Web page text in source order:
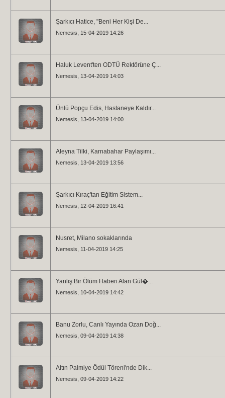
Şarkıcı Hatice, "Beni Her Kişi De...
Nemesis , 15-04-2019 14:26
Haluk Levent'ten ODTÜ Rektörüne Ç...
Nemesis , 13-04-2019 14:03
Ünlü Popçu Edis, Hastaneye Kaldır...
Nemesis , 13-04-2019 14:00
Aleyna Tilki, Karnabahar Paylaşımı...
Nemesis , 13-04-2019 13:56
Şarkıcı Kıraç'tan Eğitim Sistem...
Nemesis , 12-04-2019 16:41
Nusret, Milano sokaklarında
Nemesis , 11-04-2019 14:25
Yanlış Bir Ölüm Haberi Alan Gül�...
Nemesis , 10-04-2019 14:42
Banu Zorlu, Canlı Yayında Ozan Doğ...
Nemesis , 09-04-2019 14:38
Altın Palmiye Ödül Töreni'nde Dik...
Nemesis , 09-04-2019 14:22